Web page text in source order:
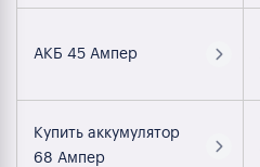
АКБ 45 Ампер
Купить аккумулятор
68 Ампер